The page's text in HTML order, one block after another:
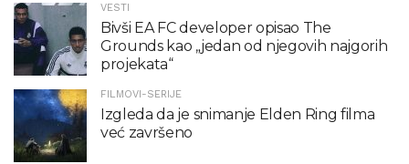
VESTI
Bivši EA FC developer opisao The
Grounds kao „jedan od njegovih najgorih
projekata“
FILMOVI-SERIJE
Izgleda da je snimanje Elden Ring filma
već završeno